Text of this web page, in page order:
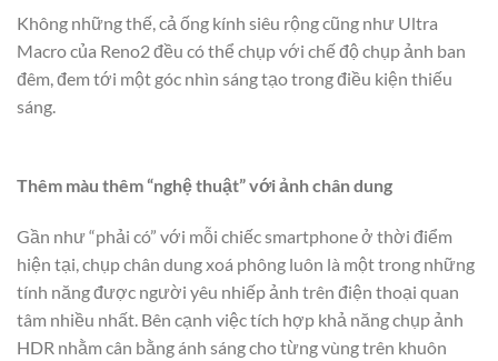
Không những thế, cả ống kính siêu rộng cũng như Ultra
Macro của Reno2 đều có thể chụp với chế độ chụp ảnh ban
đêm, đem tới một góc nhìn sáng tạo trong điều kiện thiếu
sáng.
Thêm màu thêm “nghệ thuật” với ảnh chân dung
Gần như “phải có” với mỗi chiếc smartphone ở thời điểm
hiện tại, chụp chân dung xoá phông luôn là một trong những
tính năng được người yêu nhiếp ảnh trên điện thoại quan
tâm nhiều nhất. Bên cạnh việc tích hợp khả năng chụp ảnh
HDR nhằm cân bằng ánh sáng cho từng vùng trên khuôn